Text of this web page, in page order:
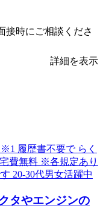
接時にご相談くださ
詳細を表示
タやエンジンの